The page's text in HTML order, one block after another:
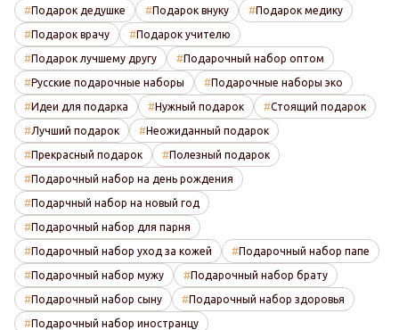
Подарок дедушке Подарок внуку Подарок медику
Подарок врачу Подарок учителю
Подарок лучшему другу Подарочный набор оптом
Русские подарочные наборы Подарочные наборы эко
Идеи для подарка Нужный подарок Стоящий подарок
Лучший подарок Неожиданный подарок
Прекрасный подарок Полезный подарок
Подарочный набор на день рождения
Подарчный набор на новый год
Подарочный набор для парня
Подарочный набор уход за кожей Подарочный набор папе
Подарочный набор мужу Подарочный набор брату
Подарочный набор сыну Подарочный набор здоровья
Подарочный набор иностранцу